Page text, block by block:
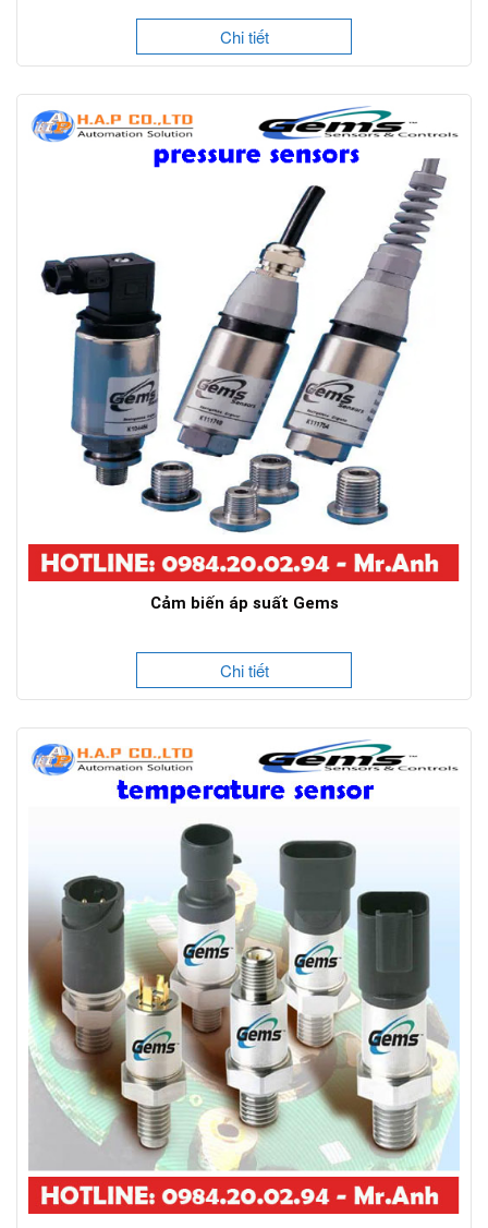
Chi tiết
Cảm biến áp suất Gems
Chi tiết